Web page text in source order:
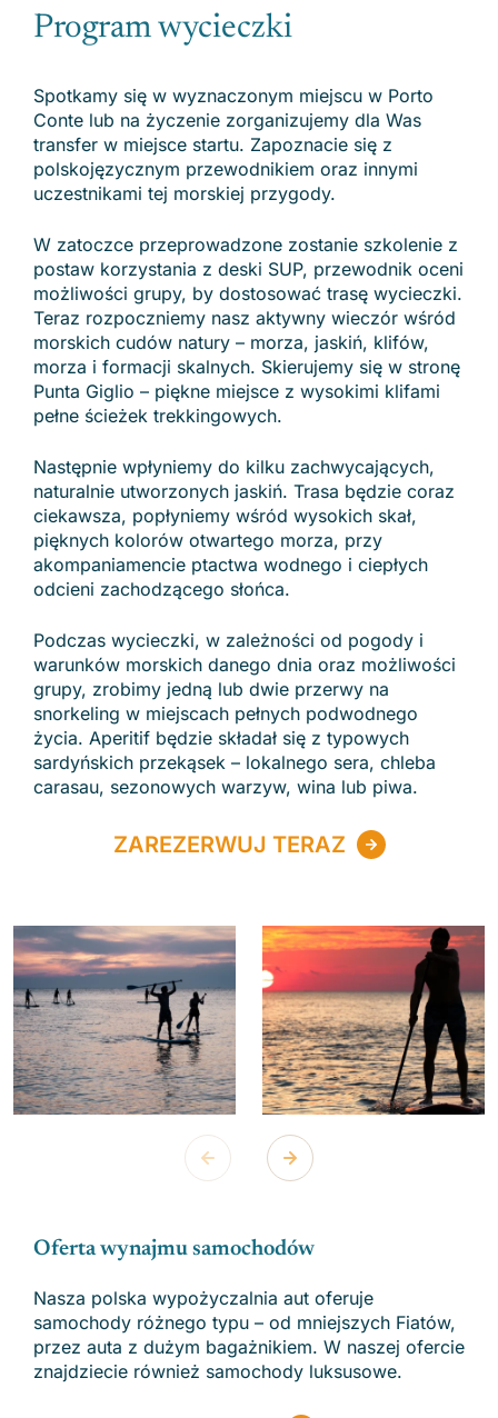
Program wycieczki
Spotkamy się w wyznaczonym miejscu w Porto
Conte lub na życzenie zorganizujemy dla Was
transfer w miejsce startu. Zapoznacie się z
polskojęzycznym przewodnikiem oraz innymi
uczestnikami tej morskiej przygody.
W zatoczce przeprowadzone zostanie szkolenie z
postaw korzystania z deski SUP, przewodnik oceni
możliwości grupy, by dostosować trasę wycieczki.
Teraz rozpoczniemy nasz aktywny wieczór wśród
morskich cudów natury – morza, jaskiń, klifów,
morza i formacji skalnych. Skierujemy się w stronę
Punta Giglio – piękne miejsce z wysokimi klifami
pełne ścieżek trekkingowych.
Następnie wpłyniemy do kilku zachwycających,
naturalnie utworzonych jaskiń. Trasa będzie coraz
ciekawsza, popłyniemy wśród wysokich skał,
pięknych kolorów otwartego morza, przy
akompaniamencie ptactwa wodnego i ciepłych
odcieni zachodzącego słońca.
Podczas wycieczki, w zależności od pogody i
warunków morskich danego dnia oraz możliwości
grupy, zrobimy jedną lub dwie przerwy na
snorkeling w miejscach pełnych podwodnego
życia. Aperitif będzie składał się z typowych
sardyńskich przekąsek – lokalnego sera, chleba
carasau, sezonowych warzyw, wina lub piwa.
ZAREZERWUJ TERAZ
Oferta wynajmu samochodów
Nasza polska wypożyczalnia aut oferuje
samochody różnego typu – od mniejszych Fiatów,
przez auta z dużym bagażnikiem. W naszej ofercie
znajdziecie również samochody luksusowe.